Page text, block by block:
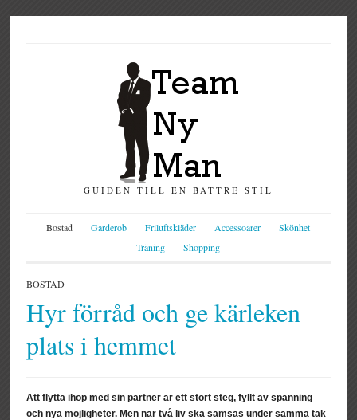
GUIDEN TILL EN BÄTTRE STIL
Bostad Garderob Friluftskläder Accessoarer
Skönhet
Träning
Shopping
BOSTAD
Hyr förråd och ge kärleken
plats i hemmet
Att flytta ihop med sin partner är ett stort steg, fyllt av spänning
och nya möjligheter. Men när två liv ska samsas under samma tak